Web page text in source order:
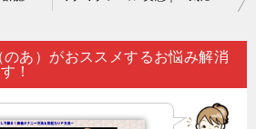
あ）がおススメするお悩み解消
！